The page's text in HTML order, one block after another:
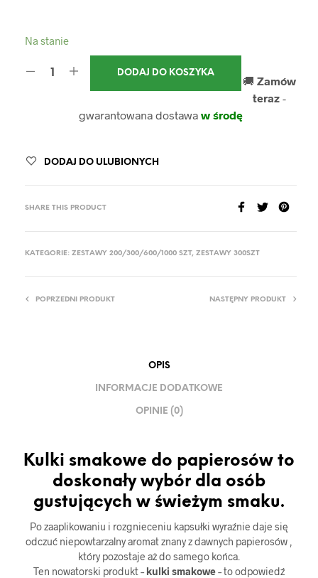
Na stanie
DODAJ DO KOSZYKA
🚚 Zamów
teraz-
gwarantowana dostawa w środę
DODAJ DO ULUBIONYCH
SHARE THIS PRODUCT
KATEGORIE: ZESTAWY 200/300/600/1000 SZT, ZESTAWY 300SZT
POPRZEDNI PRODUKT NASTĘPNY PRODUKT
OPIS
INFORMACJE DODATKOWE
OPINIE (0)
Kulki smakowe do papierosów to
doskonały wybór dla osób
gustujących w świeżym smaku.
Po zaaplikowaniu i rozgnieceniu kapsułki wyraźnie daje się
odczuć niepowtarzalny aromat znany z dawnych papierosów ,
który pozostaje aż do samego końca.
Ten nowatorski produkt – kulki smakowe– to odpowiedź